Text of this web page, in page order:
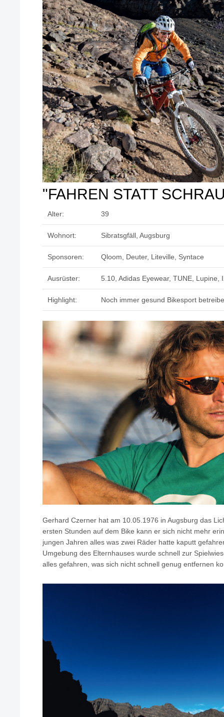
"FAHREN STATT
Alter: 39
Wohnort: Sibratsgfäll, Augsburg
Sponsoren: Qloom, Deuter, Liteville, Syntace
Ausrüster: 5.10, Adidas Eyewear, TUNE, Lupine,
Highlight: Noch immer gesund Bikesport
Gerhard Czerner hat am 10.05.1976 in Augsburg das
ersten Stunden auf dem Bike kann er sich nicht mehr
jungen Jahren alles was zwei Räder hatte kaputt
Umgebung des Elternhauses wurde schnell zur
alles gefahren, was sich nicht schnell genug entfernen